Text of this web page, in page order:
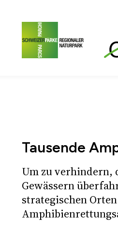
Tausende
Um zu verhindern,
Gewässern
strategischen